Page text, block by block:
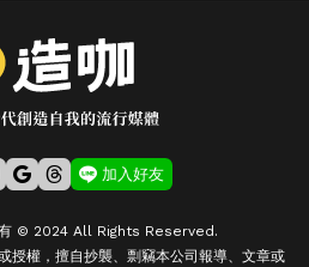
加入好友
有 © 2024 All Rights Reserved.
授權，擅自抄襲、剽竊本公司報導、文章或